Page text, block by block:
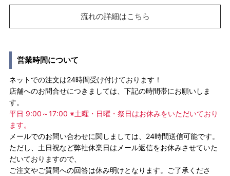
流れの詳細はこちら
営業時間について
ネットでの注文は24時間受け付けております！
店舗へのお問合せにつきましては、下記の時間帯にお願いしま
す。
平日 9:00～17:00 ※土曜・日曜・祭日はお休みをいただいており
ます。
メールでのお問い合わせに関しましては、24時間送信可能です。
ただし、土日祝など弊社休業日はメール返信をお休みさせていた
だいておりますので、
ご注文やご質問への回答は休み明けとなります。ご了承くださ